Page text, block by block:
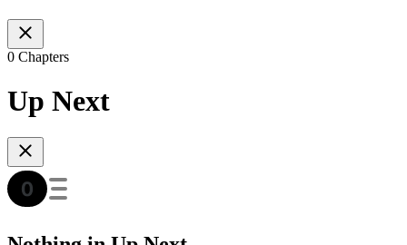
0 Chapters
Up Next